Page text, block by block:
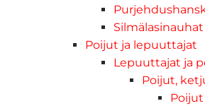
Silmälasinauhat
Poijut ja lepuuttajat
Lepuuttajat ja
Poijut,
Poijut